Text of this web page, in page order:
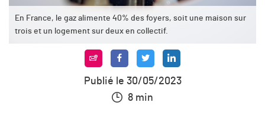
En France, le gaz alimente 40% des foyers, soit une maison sur
trois et un logement sur deux en collectif.
Publié le 30/05/2023
8 min